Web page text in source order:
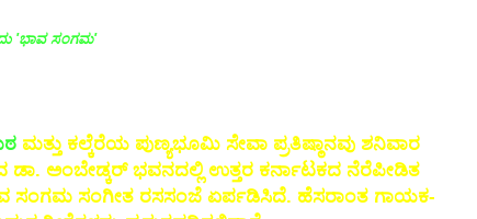
'ಭಾವ ಸಂಗಮ'
ಮತ್ತು ಕಲ್ಕೆರೆಯ ಪುಣ್ಯಭೂಮಿ ಸೇವಾ ಪ್ರತಿಷ್ಠಾನವು ಶನಿವಾರ
ಡಾ. ಅಂಬೇಡ್ಕರ್ ಭವನದಲ್ಲಿ ಉತ್ತರ ಕರ್ನಾಟಕದ ನೆರೆಪೀಡಿತ
ಸಂಗಮ ಸಂಗೀತ ರಸಸಂಜೆ ಏರ್ಪಡಿಸಿದೆ. ಹೆಸರಾಂತ ಗಾಯಕ-